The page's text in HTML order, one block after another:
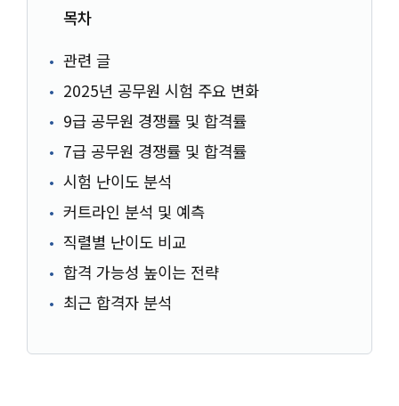
목차
관련 글
2025년 공무원 시험 주요 변화
9급 공무원 경쟁률 및 합격률
7급 공무원 경쟁률 및 합격률
시험 난이도 분석
커트라인 분석 및 예측
직렬별 난이도 비교
합격 가능성 높이는 전략
최근 합격자 분석